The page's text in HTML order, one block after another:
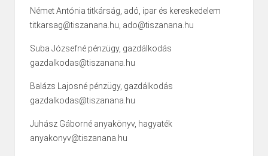
Német Antónia titkárság, adó, ipar és kereskedelem
titkarsag@tiszanana.hu, ado@tiszanana.hu
Suba Józsefné pénzügy, gazdálkodás
gazdalkodas@tiszanana.hu
Balázs Lajosné pénzügy, gazdálkodás
gazdalkodas@tiszanana.hu
Juhász Gáborné anyakönyv, hagyaték
anyakonyv@tiszanana.hu